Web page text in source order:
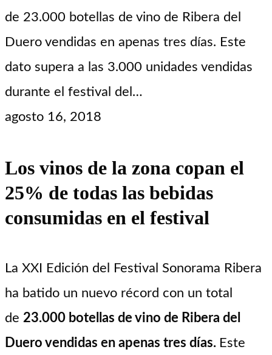
de 23.000 botellas de vino de Ribera del
Duero vendidas en apenas tres días. Este
dato supera a las 3.000 unidades vendidas
durante el festival del…
agosto 16, 2018
Los vinos de la zona copan el
25% de todas las bebidas
consumidas en el festival
La XXI Edición del Festival Sonorama Ribera
ha batido un nuevo récord con un total
de 23.000 botellas de vino de Ribera del
Duero vendidas en apenas tres días. Este